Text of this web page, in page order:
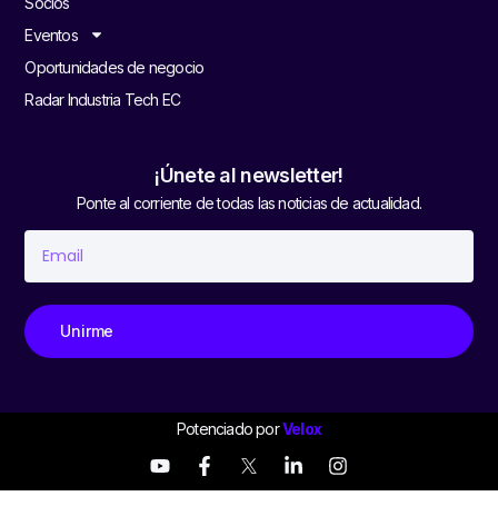
Eventos
Oportunidades de negocio
Radar Industria Tech EC
¡Únete al newsletter!
Ponte al corriente de todas las noticias de actualidad.
Unirme
Potenciado porVelox